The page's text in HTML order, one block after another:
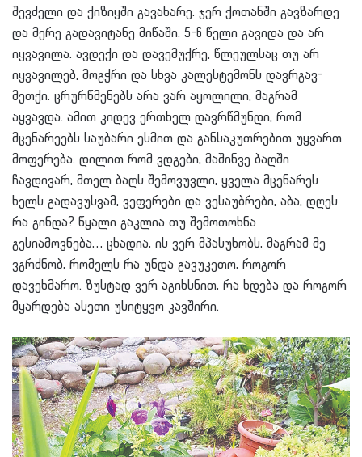
შევძელი და ქიზიყში გავახარე. ჯერ ქოთანში გავზარდე
და მერე გადავიტანე მიწაში. 5-6 წელი გავიდა და არ
იყვავილა. ავდექი და დავემუქრე, წლეულსაც თუ არ
იყვავილებ, მოგჭრი და სხვა კალესტემონს დავრგავ-
მეთქი. ცრურწმენებს არა ვარ აყოლილი, მაგრამ
აყვავდა. ამით კიდევ ერთხელ დავრწმუნდი, რომ
მცენარეებს საუბარი ესმით და განსაკუთრებით უყვართ
მოფერება. დილით რომ ვდგები, მაშინვე ბაღში
ჩავდივარ, მთელ ბაღს შემოვუვლი, ყველა მცენარეს
ხელს გადავუსვამ, ვეფერები და ვესაუბრები, აბა, დღეს
რა გინდა? წყალი გაკლია თუ შემოთოხნა
გესიამოვნება… ცხადია, ის ვერ მპასუხობს, მაგრამ მე
ვგრძნობ, რომელს რა უნდა გავუკეთო, როგორ
დავეხმარო. ზუსტად ვერ აგიხსნით, რა ხდება და როგორ
მყარდება ასეთი უსიტყვო კავშირი.